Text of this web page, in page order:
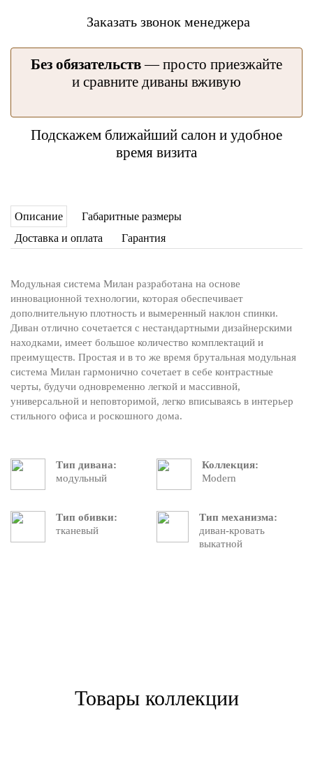
Заказать звонок менеджера
Без обязательств— просто приезжайте
и сравните диваны вживую
Подскажем ближайший салон и удобное
время визита
Описание
Габаритные размеры
Доставка и оплата
Гарантия
Модульная система Милан разработана на основе
инновационной технологии, которая обеспечивает
дополнительную плотность и вымеренный наклон спинки.
Диван отлично сочетается с нестандартными дизайнерскими
находками, имеет большое количество комплектаций и
преимуществ. Простая и в то же время брутальная модульная
система Милан гармонично сочетает в себе контрастные
черты, будучи одновременно легкой и массивной,
универсальной и неповторимой, легко вписываясь в интерьер
стильного офиса и роскошного дома.
Тип дивана:
модульный
Коллекция:
Modern
Тип обивки:
тканевый
Тип механизма:
диван-кровать
выкатной
Товары коллекции